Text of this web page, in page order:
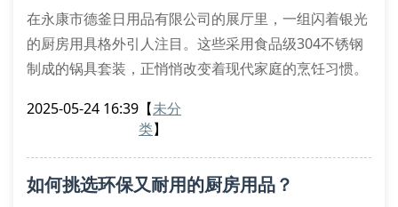
在永康市德釜日用品有限公司的展厅里，一组闪着银光
的厨房用具格外引人注目。这些采用食品级304不锈钢
制成的锅具套装，正悄悄改变着现代家庭的烹饪习惯。
每年15%的增速占领厨房用品市场。
势。首先，双层复合结构的不锈钢炒锅能实现均匀导
2025-05-24 16:39 【未分
类】
如何挑选环保又耐用的厨房用品？